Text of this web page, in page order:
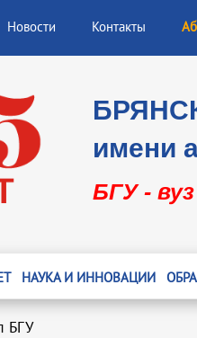
Новости Контакты
имени
БГУ -
НАУКА И ИННОВАЦИИ
БГУ